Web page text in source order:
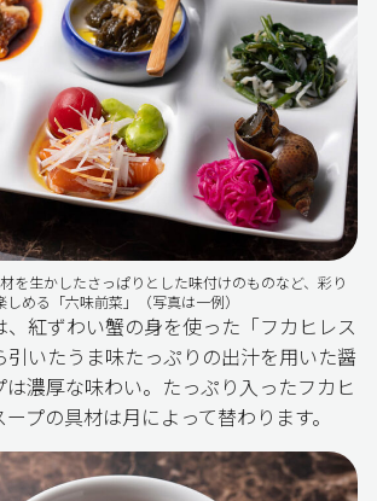
を生かしたさっぱりとした味付けのものなど、彩り
める「六味前菜」（写真は一例）
、紅ずわい蟹の身を使った「フカヒレス
引いたうま味たっぷりの出汁を用いた醤
濃厚な味わい。たっぷり入ったフカヒ
プの具材は月によって替わります。